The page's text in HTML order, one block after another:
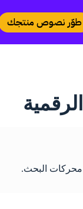
طوّر نصوص منتجك